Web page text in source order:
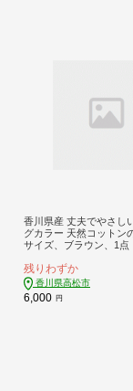
香川県産 丈夫でやさし
グカラー 天然コットン
サイズ、ブラウン、1点
残りわずか
香川県高松市
6,000 円